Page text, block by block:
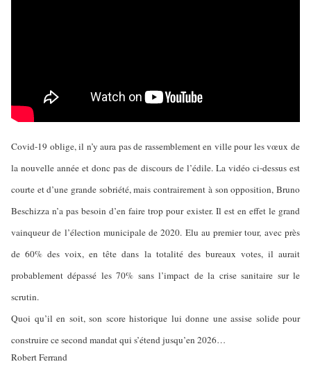
Covid-19 oblige, il n’y aura pas de rassemblement en ville pour les vœux de
la nouvelle année et donc pas de discours de l’édile. La vidéo ci-dessus est
courte et d’une grande sobriété, mais contrairement à son opposition, Bruno
Beschizza n’a pas besoin d’en faire trop pour exister. Il est en effet le grand
vainqueur de l’élection municipale de 2020. Elu au premier tour, avec près
de 60% des voix, en tête dans la totalité des bureaux votes, il aurait
probablement dépassé les 70% sans l’impact de la crise sanitaire sur le
scrutin.
Quoi qu’il en soit, son score historique lui donne une assise solide pour
construire ce second mandat qui s’étend jusqu’en 2026…
Robert Ferrand